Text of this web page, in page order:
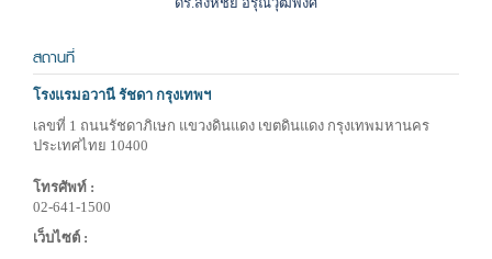
สถานที่
โรงแรมอวานี รัชดา กรุงเทพฯ
เลขที่ 1 ถนนรัชดาภิเษก แขวงดินแดง เขตดินแดง กรุงเทพมหานคร
ประเทศไทย 10400
โทรศัพท์ :
02-641-1500
เว็บไซต์ :